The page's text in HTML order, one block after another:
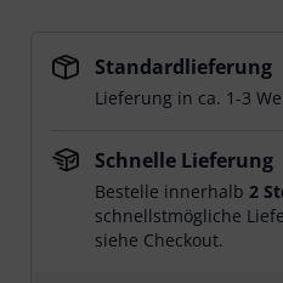
Standardlieferung
Lieferung in ca. 1-3
Schnelle Lieferung
Bestelle innerhalb2
schnellstmögliche
siehe Checkout.